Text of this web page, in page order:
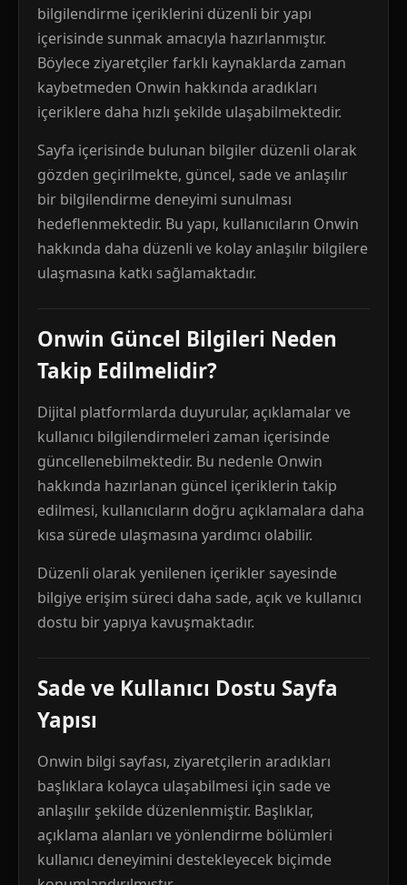
bilgilendirme içeriklerini düzenli bir yapı
içerisinde sunmak amacıyla hazırlanmıştır.
Böylece ziyaretçiler farklı kaynaklarda zaman
kaybetmeden Onwin hakkında aradıkları
içeriklere daha hızlı şekilde ulaşabilmektedir.
Sayfa içerisinde bulunan bilgiler düzenli olarak
gözden geçirilmekte, güncel, sade ve anlaşılır
bir bilgilendirme deneyimi sunulması
hedeflenmektedir. Bu yapı, kullanıcıların Onwin
hakkında daha düzenli ve kolay anlaşılır bilgilere
ulaşmasına katkı sağlamaktadır.
Onwin Güncel Bilgileri Neden
Takip Edilmelidir?
Dijital platformlarda duyurular, açıklamalar ve
kullanıcı bilgilendirmeleri zaman içerisinde
güncellenebilmektedir. Bu nedenle Onwin
hakkında hazırlanan güncel içeriklerin takip
edilmesi, kullanıcıların doğru açıklamalara daha
kısa sürede ulaşmasına yardımcı olabilir.
Düzenli olarak yenilenen içerikler sayesinde
bilgiye erişim süreci daha sade, açık ve kullanıcı
dostu bir yapıya kavuşmaktadır.
Sade ve Kullanıcı Dostu Sayfa
Yapısı
Onwin bilgi sayfası, ziyaretçilerin aradıkları
başlıklara kolayca ulaşabilmesi için sade ve
anlaşılır şekilde düzenlenmiştir. Başlıklar,
açıklama alanları ve yönlendirme bölümleri
kullanıcı deneyimini destekleyecek biçimde